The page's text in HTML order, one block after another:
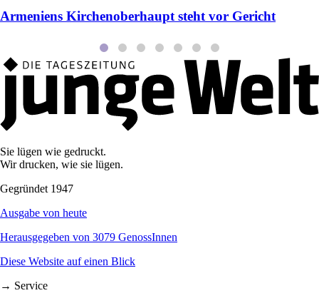
Armeniens Kirchenoberhaupt steht vor Gericht
Sie lügen wie gedruckt.
Wir drucken, wie sie lügen.
Gegründet 1947
Ausgabe von heute
Herausgegeben von 3079 GenossInnen
Diese Website auf einen Blick
→ Service